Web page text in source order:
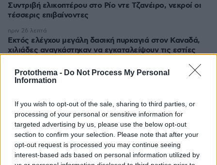
Protothema - Do Not Process My Personal
Information
If you wish to opt-out of the sale, sharing to third parties, or
processing of your personal or sensitive information for
targeted advertising by us, please use the below opt-out
section to confirm your selection. Please note that after your
opt-out request is processed you may continue seeing
interest-based ads based on personal information utilized by
Συντριβή ελικοπτέρου στο Ρίο ντε Τζανέιρο, νεκροί οι
τέσσερις επιβαίνοντες
Εκτός ελέγχου μεγάλη δασική πυρκαγιά στον Καναδά,
χιλιάδες αναγκάστηκαν να εγκαταλείψουν τις εστίες
πριν 26 λεπτά
Ποιοι μπορεί να είναι οι λόγοι που μια γάτα τινάζεται
πριν 39 λεπτά
Πολύτεκνες οικογένειες: Μόλις 23.097 στην Ελλάδα –
Πόσες έχουν πάνω από 6 παιδιά
πριν μία ώρα
Δύο θάνατοι λουομένων το Σάββατο σε Λέσβο και
πριν μία ώρα